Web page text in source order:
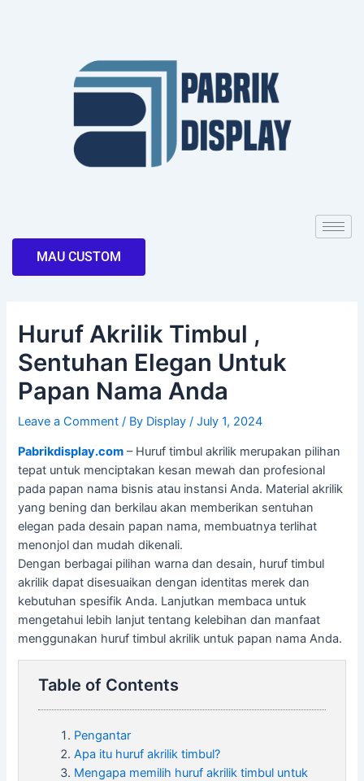
MAU CUSTOM
Huruf Akrilik Timbul ,
Sentuhan Elegan Untuk
Papan Nama Anda
Leave a Comment / By Display/July 1, 2024
Pabrikdisplay.com – Huruf timbul akrilik merupakan pilihan
tepat untuk menciptakan kesan mewah dan profesional
pada papan nama bisnis atau instansi Anda. Material akrilik
yang bening dan berkilau akan memberikan sentuhan
elegan pada desain papan nama, membuatnya terlihat
menonjol dan mudah dikenali.
Dengan berbagai pilihan warna dan desain, huruf timbul
akrilik dapat disesuaikan dengan identitas merek dan
kebutuhan spesifik Anda. Lanjutkan membaca untuk
mengetahui lebih lanjut tentang kelebihan dan manfaat
menggunakan huruf timbul akrilik untuk papan nama Anda.
Table of Contents
Pengantar
Apa itu huruf akrilik timbul?
Mengapa memilih huruf akrilik timbul untuk